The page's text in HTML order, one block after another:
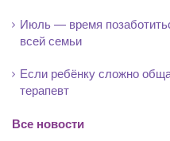
Июль — время
всей семьи
Если ребёнку сложно
терапевт
Все новости